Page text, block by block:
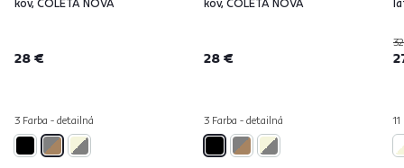
28 €
3 Farba - detailná
28 €
3 Farba - detailná